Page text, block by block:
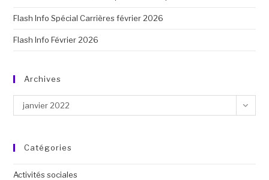
Flash Info Spécial Carrières février 2026
Flash Info Février 2026
Archives
janvier 2022
Catégories
Activités sociales